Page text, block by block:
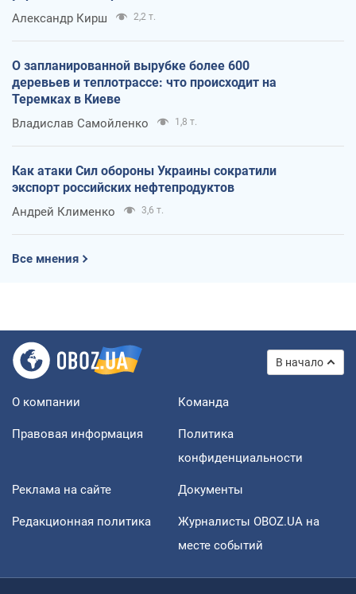
Александр Кирш 2,2 т.
О запланированной вырубке более 600
деревьев и теплотрассе: что происходит на
Теремках в Киеве
Владислав Самойленко 1,8 т.
Как атаки Сил обороны Украины сократили
экспорт российских нефтепродуктов
Андрей Клименко 3,6 т.
Все мнения
В начало
О компании Команда
Правовая информация
Политика
конфиденциальности
Реклама на сайте Документы
Редакционная политика
Журналисты OBOZ.UA на
месте событий